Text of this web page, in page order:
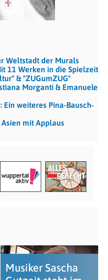
Weltstadt der Murals
11 Werken in die Spielzeit
& "ZUGumZUG"
Morganti & Emanuele
Ein weiteres Pina-Bausch-
mit Applaus
Musiker Sascha